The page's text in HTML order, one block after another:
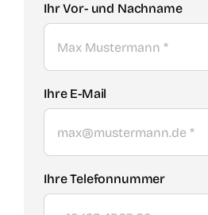
Ihr Vor- und Nachname
Ihre E-Mail
Ihre Telefonnummer